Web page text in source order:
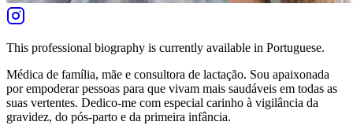
This professional biography is currently available in Portuguese.
Médica de família, mãe e consultora de lactação. Sou apaixonada
por empoderar pessoas para que vivam mais saudáveis em todas as
suas vertentes. Dedico-me com especial carinho à vigilância da
gravidez, do pós-parto e da primeira infância.